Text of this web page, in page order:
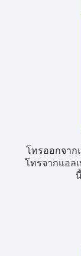
โทรออกจาก
โทรจากแอล